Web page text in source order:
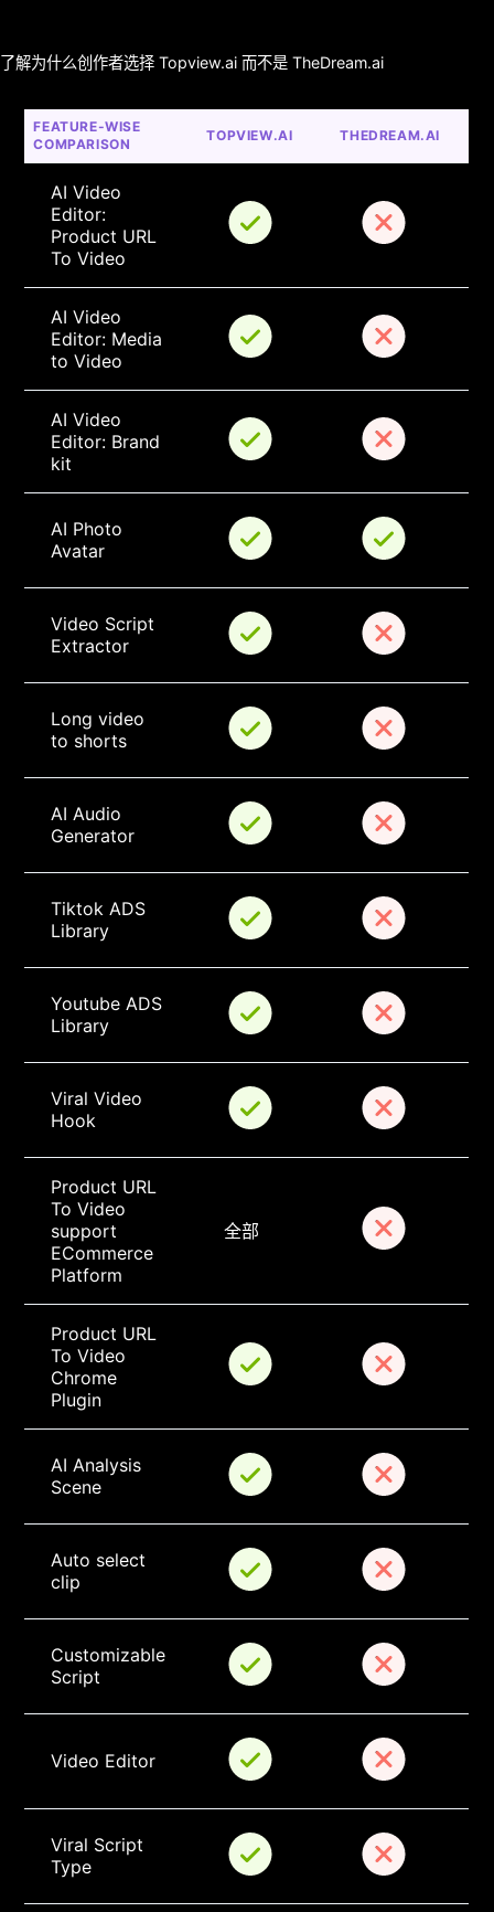
了解为什么创作者选择 Topview.ai 而不是 TheDream.ai
FEATURE-WISE
COMPARISON
TOPVIEW.AI THEDREAM.AI
AI Video
Editor:
Product URL
To Video
AI Video
Editor: Media
to Video
AI Video
Editor: Brand
kit
AI Photo
Avatar
Video Script
Extractor
Long video
to shorts
AI Audio
Generator
Tiktok ADS
Library
Youtube ADS
Library
Viral Video
Hook
Product URL
To Video
support
ECommerce
Platform
全部
Product URL
To Video
Chrome
Plugin
AI Analysis
Scene
Auto select
clip
Customizable
Script
Video Editor
Viral Script
Type